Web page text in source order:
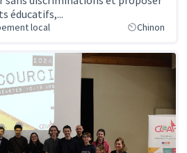
éducatifs,...
local Chinon